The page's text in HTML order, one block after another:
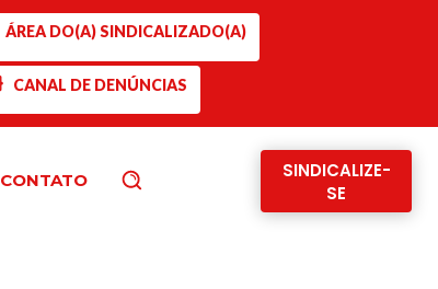
ÁREA DO(A) SINDICALIZADO(A)
CANAL DE DENÚNCIAS
CONTATO
SINDICALIZE-
SE